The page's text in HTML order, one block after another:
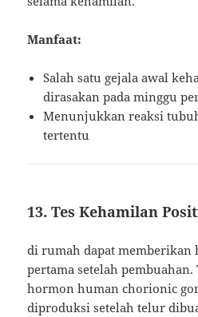
Manfaat:
Salah satu gejala awal
dirasakan pada minggu
Menunjukkan reaksi
tertentu
13. Tes Kehamilan
di rumah dapat memberikan
pertama setelah
hormon human chorionic
diproduksi setelah telur